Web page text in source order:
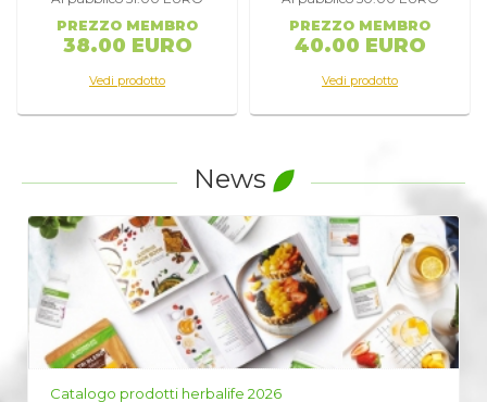
PREZZO MEMBRO
38.00 EURO
Vedi prodotto
PREZZO MEMBRO
40.00 EURO
Vedi prodotto
News
herbalife 2026